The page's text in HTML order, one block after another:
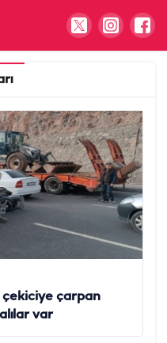
çekiciye çarpan
var